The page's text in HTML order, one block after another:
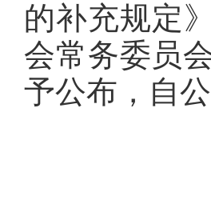
的补充规定
会常务委员
予公布，自